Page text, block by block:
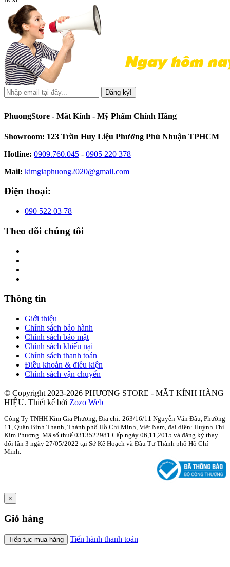
Đăng ký!
PhuongStore - Mắt Kính - Mỹ Phẩm Chính Hãng
Showroom: 123 Trần Huy Liệu Phường Phú Nhuận TPHCM
Hotline: 0909.760.045 - 0905 220 378
Mail: kimgiaphuong2020@gmail.com
Điện thoại:
090 522 03 78
Theo dõi chúng tôi
Thông tin
Giới thiệu
Chính sách bảo hành
Chính sách bảo mật
Chính sách khiếu nại
Chính sách thanh toán
Điều khoản & điều kiện
Chính sách vận chuyển
© Copyright 2023-2026 PHƯƠNG STORE - MẮT KÍNH HÀNG
HIỆU. Thiết kế bởi Zozo Web
Công Ty TNHH Kim Gia Phương, Địa chỉ: 263/16/11 Nguyễn Văn Đậu, Phường
11, Quận Bình Thạnh, Thành phố Hồ Chí Minh, Việt Nam, đại diện: Huỳnh Thị
Kim Phượng. Mã số thuế 0313522981 Cấp ngày 06,11,2015 và đăng ký thay
đổi lần 3 ngày 27/05/2022 tại Sở Kế Hoạch và Đầu Tư Thành phố Hồ Chí
Minh.
×
Giỏ hàng
Tiếp tục mua hàng Tiến hành thanh toán